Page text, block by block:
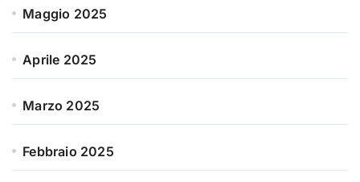
Maggio 2025
Aprile 2025
Marzo 2025
Febbraio 2025